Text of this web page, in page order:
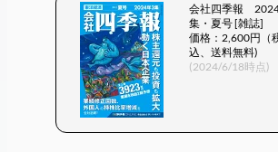
会社四季報
集・夏号 [雑誌]
価格：2,600円（
込、送料無料)
(2024/6/18時点)